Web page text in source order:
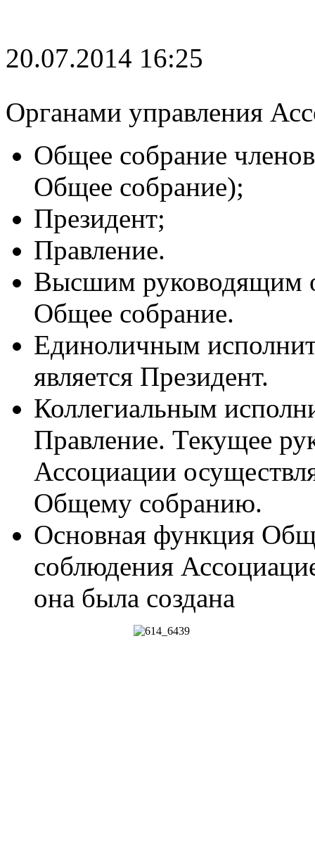
20.07.2014 16:25
Органами управления
Общее собрание
Общее собрание);
Президент;
Правление.
Высшим руководящим
Общее собрание.
Единоличным
является Президент.
Коллегиальным
Правление. Текущее
Ассоциации
Общему собранию.
Основная функция
соблюдения
она была создана